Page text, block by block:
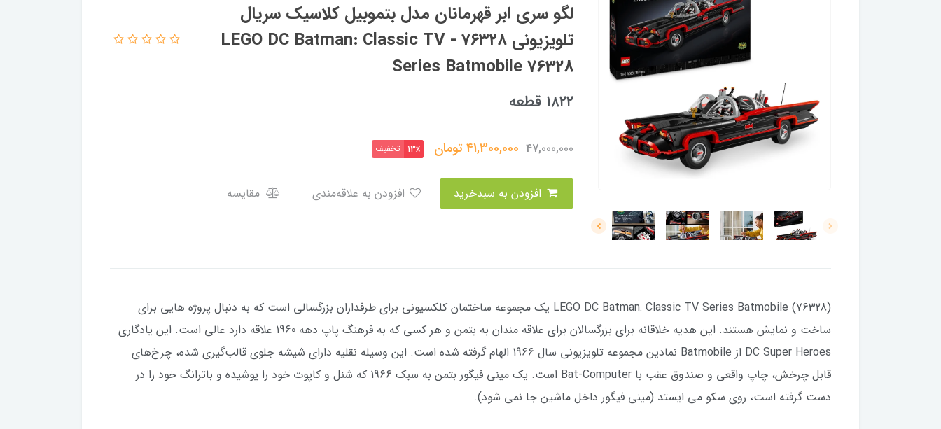
لگو سری ابر قهرمانان مدل بتموبیل کلاسیک سریال
تلویزیونی ۷۶۳۲۸ - LEGO DC Batman: Classic TV
Series Batmobile 76328
۱۸۲۲ قطعه
47,000,000
41,300,000تومان 13٪ تخفیف
مقایسه
LEGO DC Batman: Classic TV Series Batmobile (76328) یک مجموعه ساختمان کلکسیونی برای طرفداران بزرگسالی است که به دنبال پروژه هایی برای
ساخت و نمایش هستند. این هدیه خلاقانه برای بزرگسالان برای علاقه مندان به بتمن و هر کسی که به فرهنگ پاپ دهه 1960 علاقه دارد عالی است. این یادگاری
DC Super Heroes از Batmobile نمادین مجموعه تلویزیونی سال 1966 الهام گرفته شده است. این وسیله نقلیه دارای شیشه جلوی قالب‌گیری شده، چرخ‌های
قابل چرخش، چاپ واقعی و صندوق عقب با Bat-Computer است. یک مینی فیگور بتمن به سبک 1966 که شنل و کاپوت خود را پوشیده و باترانگ خود را در
دست گرفته است، روی سکو می ایستد (مینی فیگور داخل ماشین جا نمی شود).